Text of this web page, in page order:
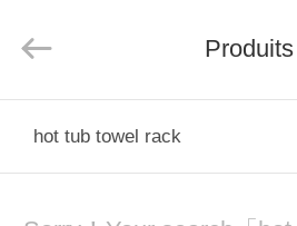
Rights
Reserved.
ECER
Produits
hot tub towel rack